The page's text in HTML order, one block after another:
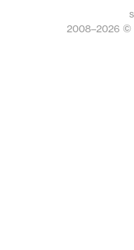
s
2008–2026 ©